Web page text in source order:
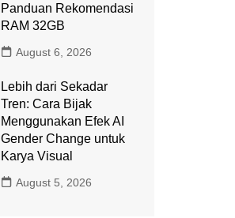
Panduan Rekomendasi
RAM 32GB
August 6, 2026
Lebih dari Sekadar
Tren: Cara Bijak
Menggunakan Efek AI
Gender Change untuk
Karya Visual
August 5, 2026